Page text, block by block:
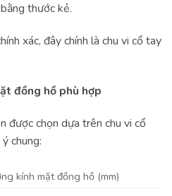
thước kẻ.
xác, đây chính là chu vi cổ tay
đồng hồ phù hợp
được chọn dựa trên chu vi cổ
chung:
kính mặt đồng hồ (mm)